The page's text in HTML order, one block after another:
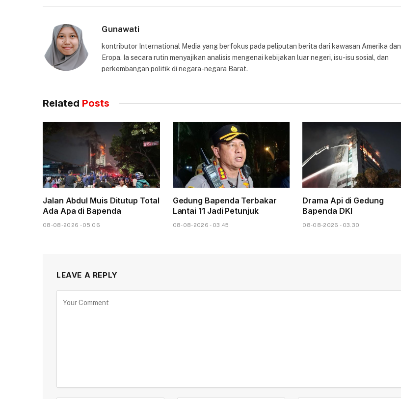
Gunawati
kontributor International Media yang berfokus pada peliputan berita dari kawasan Amerika dan
Eropa. Ia secara rutin menyajikan analisis mengenai kebijakan luar negeri, isu-isu sosial, dan
perkembangan politik di negara-negara Barat.
Related Posts
Jalan Abdul Muis Ditutup Total
Ada Apa di Bapenda
08-08-2026 - 05.06
Gedung Bapenda Terbakar
Lantai 11 Jadi Petunjuk
08-08-2026 - 03.45
Drama Api di Gedung
Bapenda DKI
08-08-2026 - 03.30
LEAVE A REPLY